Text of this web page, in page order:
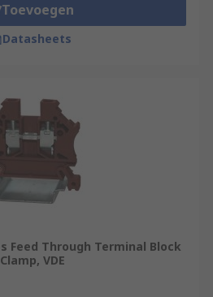
Toevoegen
Datasheets
Feed Through Terminal Block
VDE